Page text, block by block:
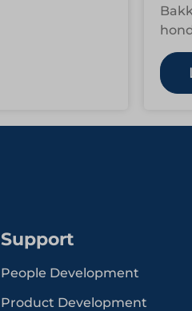
en
Support
People Development
Product Development